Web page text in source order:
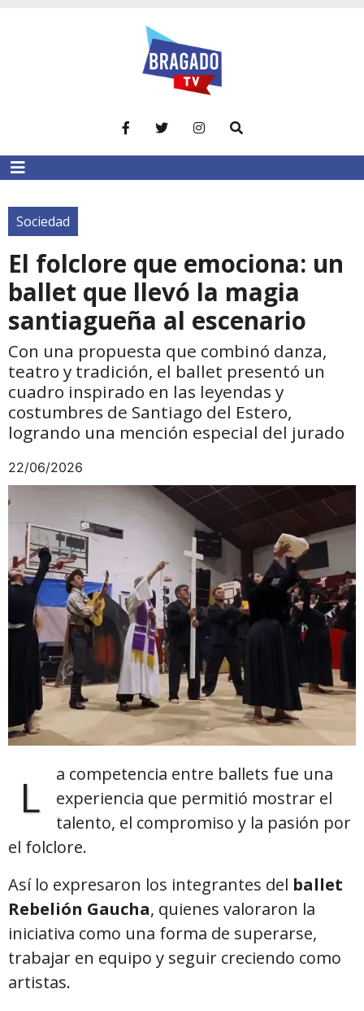
Sociedad
El folclore que emociona: un
ballet que llevó la magia
santiagueña al escenario
Con una propuesta que combinó danza,
teatro y tradición, el ballet presentó un
cuadro inspirado en las leyendas y
costumbres de Santiago del Estero,
logrando una mención especial del jurado
22/06/2026
L
a competencia entre ballets fue una
experiencia que permitió mostrar el
talento, el compromiso y la pasión por
el folclore.
Así lo expresaron los integrantes del ballet
Rebelión Gaucha, quienes valoraron la
iniciativa como una forma de superarse,
trabajar en equipo y seguir creciendo como
artistas.